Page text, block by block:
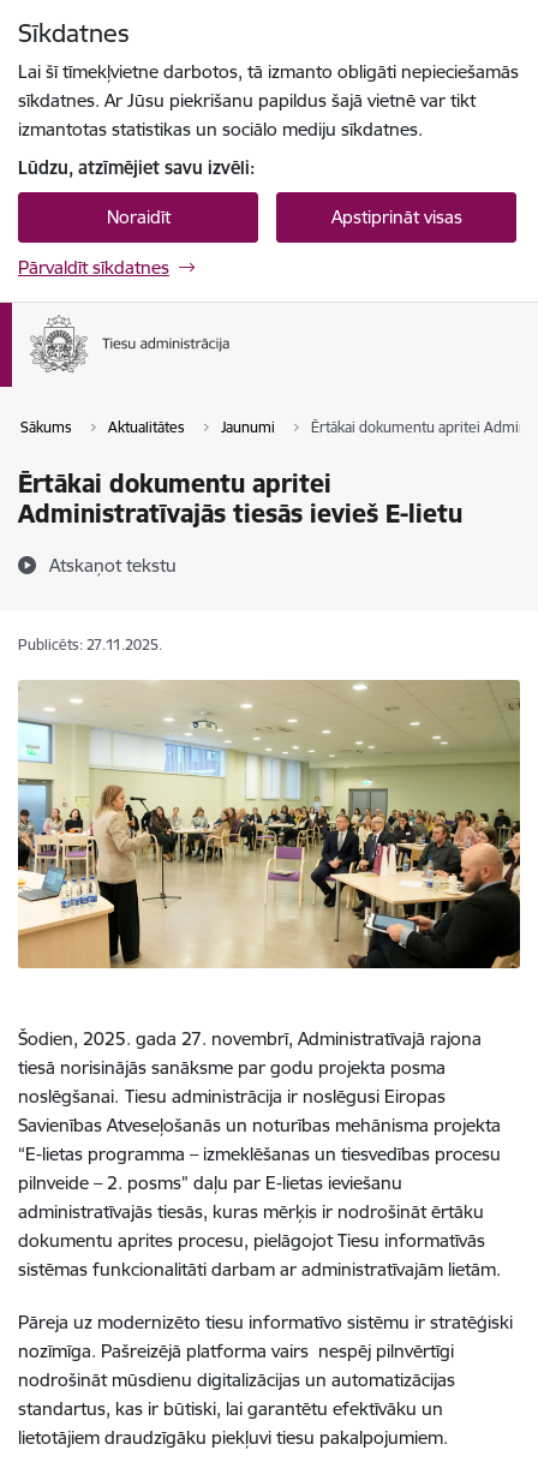
Sīkdatnes
Lai šī tīmekļvietne darbotos, tā izmanto obligāti nepieciešamās
sīkdatnes. Ar Jūsu piekrišanu papildus šajā vietnē var tikt
izmantotas statistikas un sociālo mediju sīkdatnes.
Lūdzu, atzīmējiet savu izvēli:
Noraidīt Apstiprināt visas
Pārvaldīt sīkdatnes
Sākums Aktualitātes Jaunumi Ērtākai dokumentu apritei
Ērtākai dokumentu apritei
Administratīvajās tiesās ievieš E-lietu
Atskaņot tekstu
Publicēts: 27.11.2025.
Šodien, 2025. gada 27. novembrī, Administratīvajā rajona
tiesā norisinājās sanāksme par godu projekta posma
noslēgšanai. Tiesu administrācija ir noslēgusi Eiropas
Savienības Atveseļošanās un noturības mehānisma projekta
“E-lietas programma – izmeklēšanas un tiesvedības procesu
pilnveide – 2. posms” daļu par E-lietas ieviešanu
administratīvajās tiesās, kuras mērķis ir nodrošināt ērtāku
dokumentu aprites procesu, pielāgojot Tiesu informatīvās
sistēmas funkcionalitāti darbam ar administratīvajām lietām.
Pāreja uz modernizēto tiesu informatīvo sistēmu ir stratēģiski
nozīmīga. Pašreizējā platforma vairs nespēj pilnvērtīgi
nodrošināt mūsdienu digitalizācijas un automatizācijas
standartus, kas ir būtiski, lai garantētu efektīvāku un
lietotājiem draudzīgāku piekļuvi tiesu pakalpojumiem.